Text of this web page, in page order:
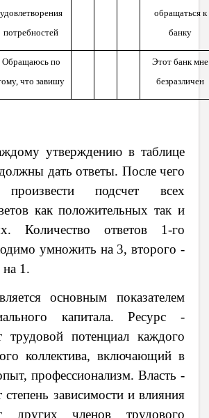
удовлетворения
потребностей
обращаться к
банку
Обращаюсь по
что завишу
Этот банк мне
безразличен
утверждению в таблице
дать ответы. После чего
произвести подсчет всех
как положительных так и
Количество ответов 1-го
умножить на 3, второго -
на 1.
основным показателем
капитала. Ресурс -
трудовой потенциал каждого
коллектива, включающий в
профессионализм. Власть -
степень зависимости и влияния
других членов трудового